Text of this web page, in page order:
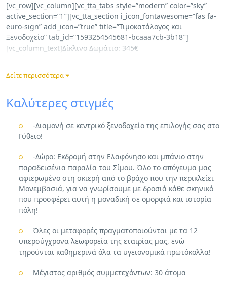
[vc_row][vc_column][vc_tta_tabs style=”modern” color=”sky”
active_section=”1″][vc_tta_section i_icon_fontawesome=”fas fa-
euro-sign” add_icon=”true” title=”Τιμοκατάλογος και
Ξενοδοχείο” tab_id=”1593254545681-bcaaa7cb-3b18″]
[vc_column_text]Δίκλινο Δωμάτιο: 345€
Ξενοδοχείο: HOTEL AKTAION CITY 3* ή HOTEL PANTHEON CITY
i_icon_fontawesome=”fas fa-euro-sign” add_icon=”true”
title=”Τιμοκατάλογος και Ξενοδοχείο” tab_id=”1593254545717-
0b310034-42e3″][vc_column_text]Δίκλινο Δωμάτιο: 385€
Μονόκλινο Δωμάτιο: 535€
Ξενοδοχείο: HOTEL AKTAION CITY 3* ή HOTEL PANTHEON CITY
3*[/vc_column_text][/vc_tta_section][vc_tta_section
i_icon_fontawesome=”fas fa-euro-sign” add_icon=”true”
title=”Τιμοκατάλογος και Ξενοδοχείο” tab_id=”1593254547978-
94f48bff-2d1f”][vc_column_text]Δίκλινο Δωμάτιο: 445€
Μονόκλινο Δωμάτιο: 665€
Μήνας: ΙΟΥΛΙΟΣ
Ξενοδοχείο: LAS HOTEL & SPA 4*[/vc_column_text]
[/vc_tta_section][vc_tta_section i_icon_fontawesome=”fas fa-
euro-sign” add_icon=”true” title=”Τιμοκατάλογος και
[vc_column_text]Δίκλινο Δωμάτιο: 495€
Δείτε περισσότερα
Καλύτερες στιγμές
-Διαμονή σε κεντρικό ξενοδοχείο της επιλογής σας στο
Γύθειο!
-Δώρο: Εκδρομή στην Ελαφόνησο και μπάνιο στην
παραδεισένια παραλία του Σίμου. Όλο το απόγευμα μας
αφιερωμένο στη σκιερή από το βράχο που την περικλείει
Μονεμβασιά, για να γνωρίσουμε με δροσιά κάθε σκηνικό
που προσφέρει αυτή η μοναδική σε ομορφιά και ιστορία
πόλη!
Όλες οι μεταφορές πραγματοποιούνται με τα 12
υπερσύγχρονα λεωφορεία της εταιρίας μας, ενώ
τηρούνται καθημερινά όλα τα υγειονομικά πρωτόκολλα!
Μέγιστος αριθμός συμμετεχόντων: 30 άτομα